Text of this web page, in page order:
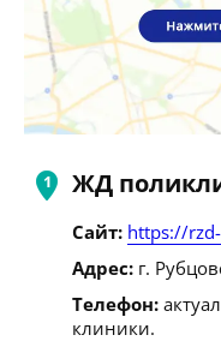
ЖД
Сайт: https://
Адрес: г.
Телефон:
клиники.